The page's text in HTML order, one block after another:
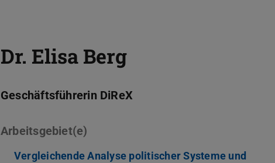
Dr. Elisa Berg
Geschäftsführerin DiReX
Arbeitsgebiet(e)
Vergleichende Analyse politischer Systeme und